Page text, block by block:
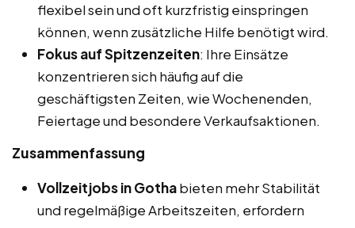
flexibel sein und oft kurzfristig einspringen
können, wenn zusätzliche Hilfe benötigt wird.
Fokus auf Spitzenzeiten: Ihre Einsätze
konzentrieren sich häufig auf die
geschäftigsten Zeiten, wie Wochenenden,
Feiertage und besondere Verkaufsaktionen.
Zusammenfassung
Vollzeitjobs in Gothabieten mehr Stabilität
und regelmäßige Arbeitszeiten, erfordern